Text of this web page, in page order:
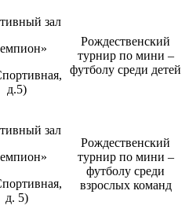
зал
д.5)
Рождественский
турнир по мини –
футболу среди детей
зал
д. 5)
Рождественский
турнир по мини –
футболу среди
взрослых команд